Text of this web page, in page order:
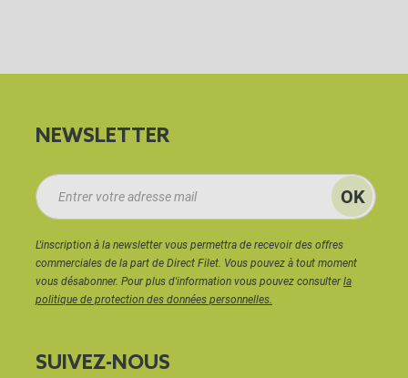
NEWSLETTER
L'inscription à la newsletter vous permettra de recevoir des offres
commerciales de la part de Direct Filet. Vous pouvez à tout moment
vous désabonner. Pour plus d'information vous pouvez consulterla
politique de protection des données personnelles.
SUIVEZ-NOUS